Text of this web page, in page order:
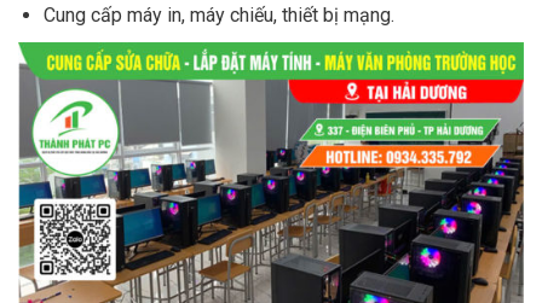
Cung cấp máy in, máy chiếu, thiết bị mạng.